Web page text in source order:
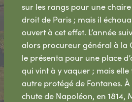
sur les rangs pour une
droit de Paris ; mais il
ouvert à cet effet. L’année
alors procureur général à la
le présenta pour une place
qui vint à y vaquer ; mais
autre protégé de Fontanes. À
chute de Napoléon, en 1814,